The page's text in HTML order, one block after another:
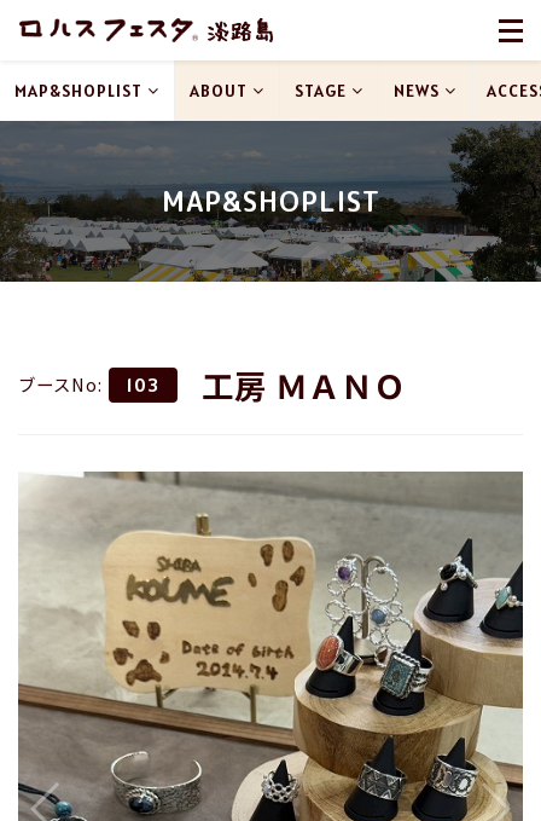
MAP&SHOPLIST
MAP&SHOPLIST ABOUT STAGE NEWS
ブースNo: 103 工房 ＭＡＮＯ